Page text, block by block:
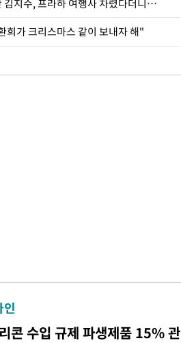
김지수, 프라하 여행사 차렸다더니…
희가 크리스마스 같이 보내자 해"
콘 수입 규제 파생제품 15% 관